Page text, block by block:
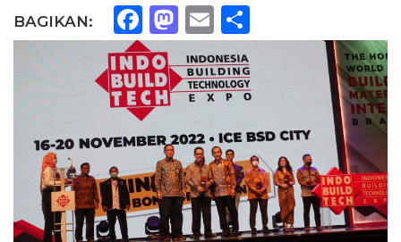
BAGIKAN: Facebook
Mastodon
Email